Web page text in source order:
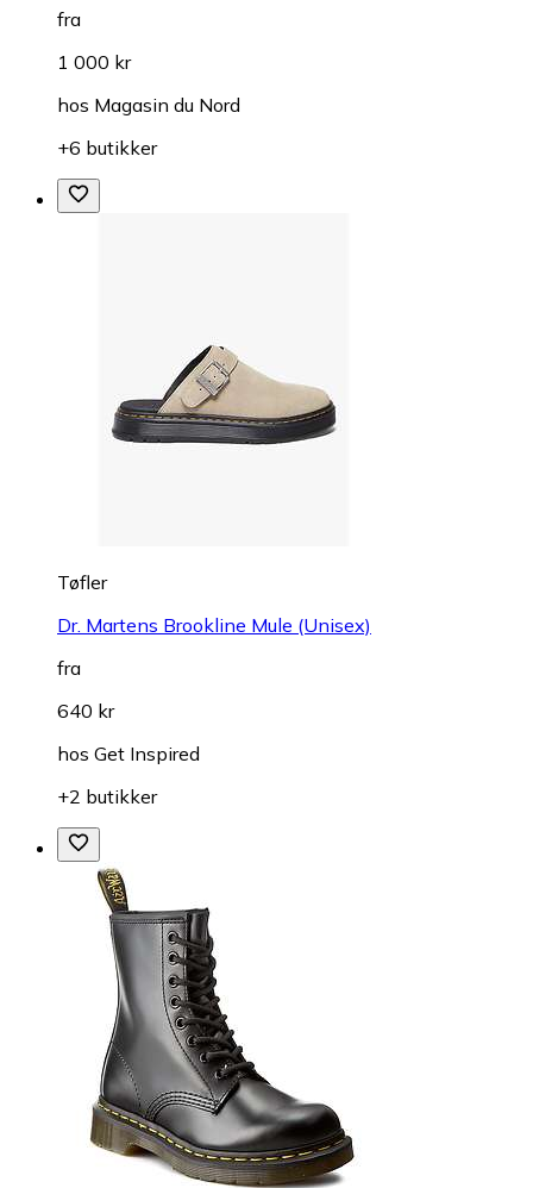
fra
1 000 kr
hos Magasin du Nord
+6 butikker
Tøfler
Dr. Martens Brookline Mule (Unisex)
fra
640 kr
hos Get Inspired
+2 butikker